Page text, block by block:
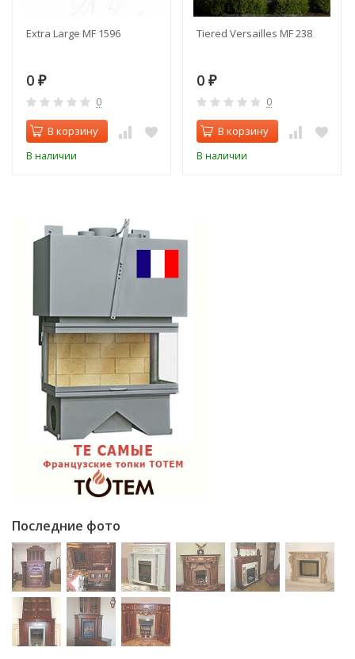
Extra Large MF 1596
0 ₽
0
В корзину
В наличии
Tiered Versailles MF 238
0 ₽
0
В корзину
В наличии
Последние фото